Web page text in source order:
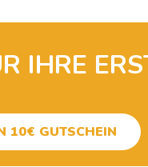
IHRE
10€ GUTSCHEIN